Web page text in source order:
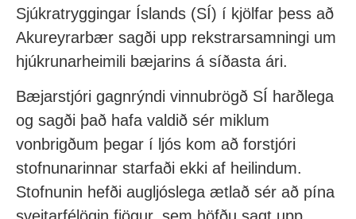
Sjúkratryggingar Íslands (SÍ) í kjölfar þess að
Akureyrarbær sagði upp rekstrarsamningi um
hjúkrunarheimili bæjarins á síðasta ári.
Bæjarstjóri gagnrýndi vinnubrögð SÍ harðlega
og sagði það hafa valdið sér miklum
vonbrigðum þegar í ljós kom að forstjóri
stofnunarinnar starfaði ekki af heilindum.
Stofnunin hefði augljóslega ætlað sér að pína